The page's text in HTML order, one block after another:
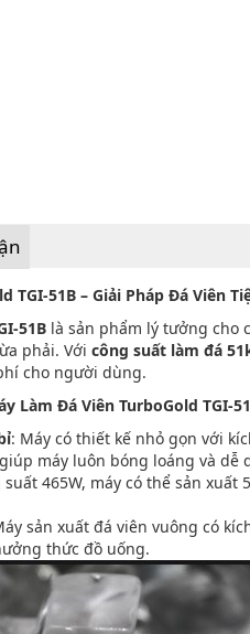
TGI-51B – Giải Pháp Đá Viên
51B là sản phẩm lý tưởng cho
phải. Vớicông suất làm đá
cho người dùng.
Làm Đá Viên TurboGold TGI-
: Máy có thiết kế nhỏ gọn với
máy luôn bóng loáng và dễ
suất 465W, máy có thể sản
sản xuất đá viên vuông có
thức đồ uống.